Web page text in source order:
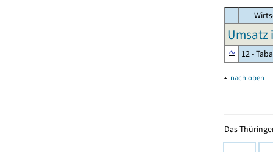
Umsatz
12 -
▴ nach oben
Das